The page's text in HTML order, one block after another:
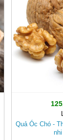
Quả Óc Chó -